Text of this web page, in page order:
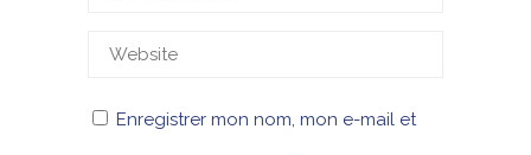
Enregistrer mon nom, mon e-mail et